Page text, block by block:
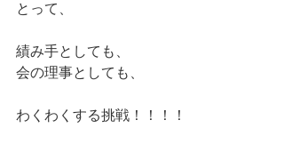
とって、
績み手としても、
会の理事としても、
わくわくする挑戦！！！！